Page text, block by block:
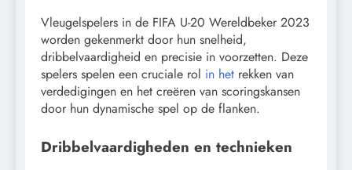
Vleugelspelers in de FIFA U-20 Wereldbeker 2023
worden gekenmerkt door hun snelheid,
dribbelvaardigheid en precisie in voorzetten. Deze
spelers spelen een cruciale rol in het rekken van
verdedigingen en het creëren van scoringskansen
door hun dynamische spel op de flanken.
Dribbelvaardigheden en technieken